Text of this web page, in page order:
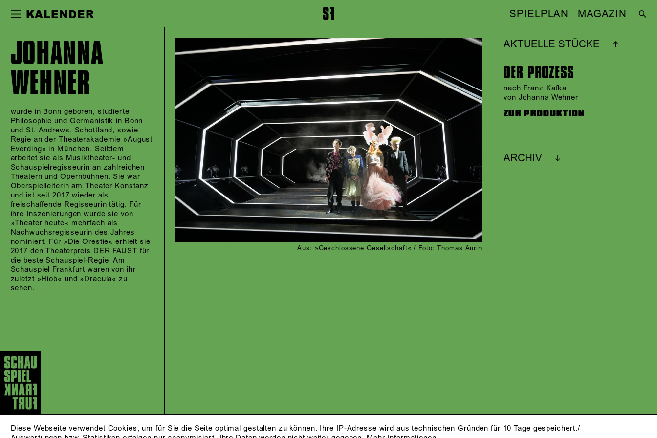
Zur Hauptnavigation springen Zum Footer springen
KALENDER SPIELPLAN MAGAZIN
Diese Webseite verwendet Cookies, um für Sie die Seite optimal gestalten zu können. Ihre IP-Adresse wird aus technischen Gründen für 10 Tage gespeichert./
JOHANNA
WEHNER
wurde in Bonn geboren, studierte
Philosophie und Germanistik in Bonn
und St. Andrews, Schottland, sowie
Regie an der Theaterakademie »August
Everding« in München. Seitdem
arbeitet sie als Musiktheater- und
Schauspielregisseurin an zahlreichen
Theatern und Opernbühnen. Sie war
Oberspielleiterin am Theater Konstanz
und ist seit 2017 wieder als
freischaffende Regisseurin tätig. Für
ihre Inszenierungen wurde sie von
»Theater heute« mehrfach als
Nachwuchsregisseurin des Jahres
nominiert. Für »Die Orestie« erhielt sie
2017 den Theaterpreis DER FAUST für
die beste Schauspiel-Regie. Am
Schauspiel Frankfurt waren von ihr
zuletzt »Hiob« und »Dracula« zu
sehen.
Aus: »Geschlossene Gesellschaft« / Foto: Thomas Aurin
AKTUELLE STÜCKE
DER PROZESS
nach Franz Kafka
von Johanna Wehner
ZUR PRODUKTION
ARCHIV